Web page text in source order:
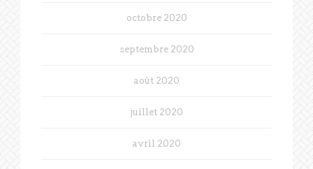
octobre 2020
septembre 2020
août 2020
juillet 2020
avril 2020